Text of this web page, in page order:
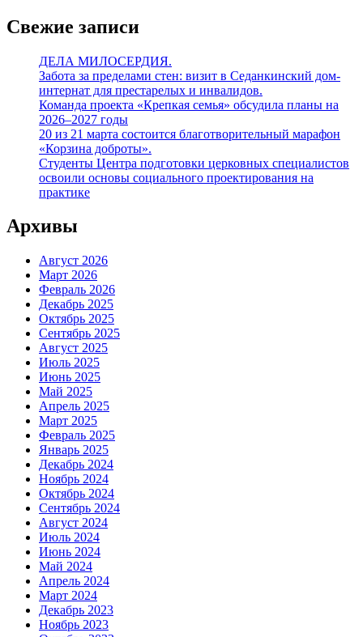
Свежие записи
ДЕЛА МИЛОСЕРДИЯ.
Забота за пределами стен: визит в Седанкинский дом-
интернат для престарелых и инвалидов.
Команда проекта «Крепкая семья» обсудила планы на
2026–2027 годы
20 из 21 марта состоится благотворительный марафон
«Корзина доброты».
Студенты Центра подготовки церковных специалистов
освоили основы социального проектирования на
практике
Архивы
Август 2026
Март 2026
Февраль 2026
Декабрь 2025
Октябрь 2025
Сентябрь 2025
Август 2025
Июль 2025
Июнь 2025
Май 2025
Апрель 2025
Март 2025
Февраль 2025
Январь 2025
Декабрь 2024
Ноябрь 2024
Октябрь 2024
Сентябрь 2024
Август 2024
Июль 2024
Июнь 2024
Май 2024
Апрель 2024
Март 2024
Декабрь 2023
Ноябрь 2023